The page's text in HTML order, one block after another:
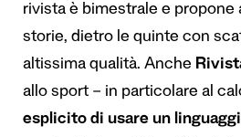
rivista è bimestrale e propone
storie, dietro le quinte con
altissima qualità. Anche
allo sport – in particolare al
esplicito di usare un